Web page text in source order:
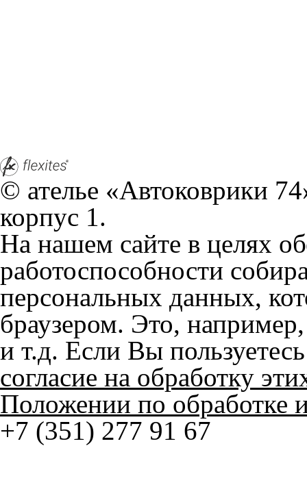
На нашем сайте в целях
работоспособности
персональных данных,
браузером. Это,
и т.д. Если Вы
согласие на обработку
Положении по обработке
+7 (351) 277 91 67